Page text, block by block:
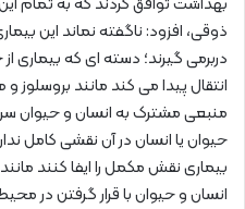
ذوقی، افزود: ناگفته نماند این
دربرمی گیرند؛ دسته ای که بیماری
انتقال پیدا می کند مانند بروسلوز
منبعی مشترک به انسان و حیوان
حیوان یا انسان در آن نقشی کامل
بیماری نقش مکمل را ایفا کنند
انسان و حیوان با قرار گرفتن در